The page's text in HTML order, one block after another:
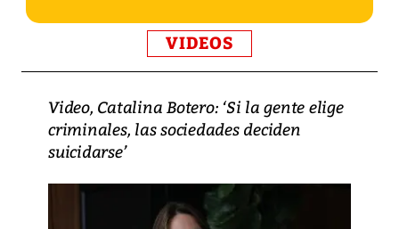
VIDEOS
Video, Catalina Botero: ‘Si la gente elige
criminales, las sociedades deciden
suicidarse’